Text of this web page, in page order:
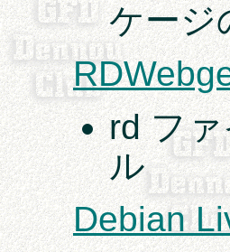
ケージ
rd フ
ル
Debian